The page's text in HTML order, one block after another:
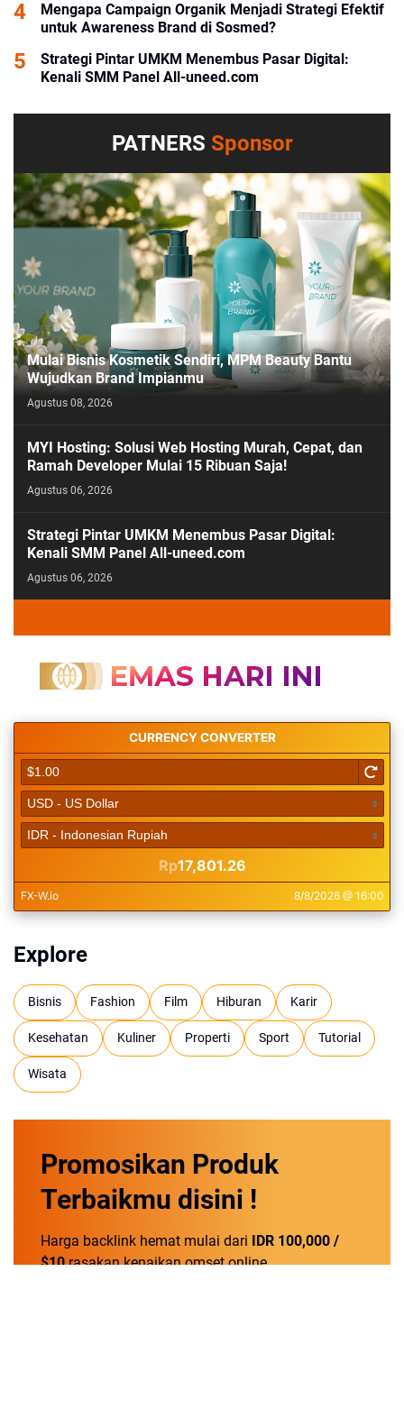
Mengapa Campaign Organik Menjadi Strategi Efektif
untuk Awareness Brand di Sosmed?
Strategi Pintar UMKM Menembus Pasar Digital:
Kenali SMM Panel All-uneed.com
PATNERS Sponsor
Mulai Bisnis Kosmetik Sendiri, MPM Beauty Bantu
Wujudkan Brand Impianmu
Agustus 08, 2026
MYI Hosting: Solusi Web Hosting Murah, Cepat, dan
Ramah Developer Mulai 15 Ribuan Saja!
Agustus 06, 2026
Strategi Pintar UMKM Menembus Pasar Digital:
Kenali SMM Panel All-uneed.com
Agustus 06, 2026
Explore
Bisnis Fashion Film Hiburan Karir
Kesehatan Kuliner Properti Sport Tutorial
Wisata
Promosikan Produk
Terbaikmu disini !
Harga backlink hemat mulai dari IDR 100,000 /
$10rasakan kenaikan omset online.